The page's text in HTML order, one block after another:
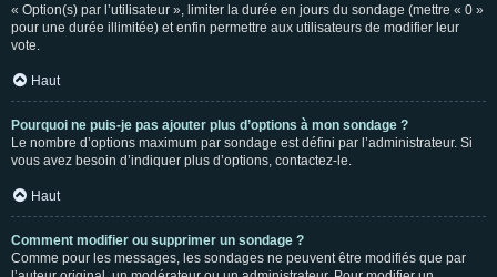
« Option(s) par l’utilisateur », limiter la durée en jours du sondage (mettre « 0 »
pour une durée illimitée) et enfin permettre aux utilisateurs de modifier leur
vote.
Haut
Pourquoi ne puis-je pas ajouter plus d’options à mon sondage ?
Le nombre d’options maximum par sondage est défini par l’administrateur. Si
vous avez besoin d’indiquer plus d’options, contactez-le.
Haut
Comment modifier ou supprimer un sondage ?
Comme pour les messages, les sondages ne peuvent être modifiés que par